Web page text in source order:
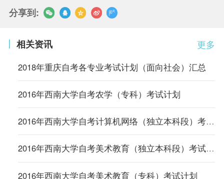
分享到:
更多
相关资讯
2018年重庆自考各专业考试计划（面向社会）汇总
2016年西南大学自考农学（专科）考试计划
2016年西南大学自考计算机网络（独立本科段）考试计划
2016年西南大学自考美术教育（独立本科段）考试计划
2016年西南大学自考美术教育（专科）考试计划